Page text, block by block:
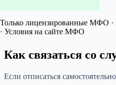
Только лицензированные МФО ·
· Условия на сайте МФО
Как связаться со
Если отписаться